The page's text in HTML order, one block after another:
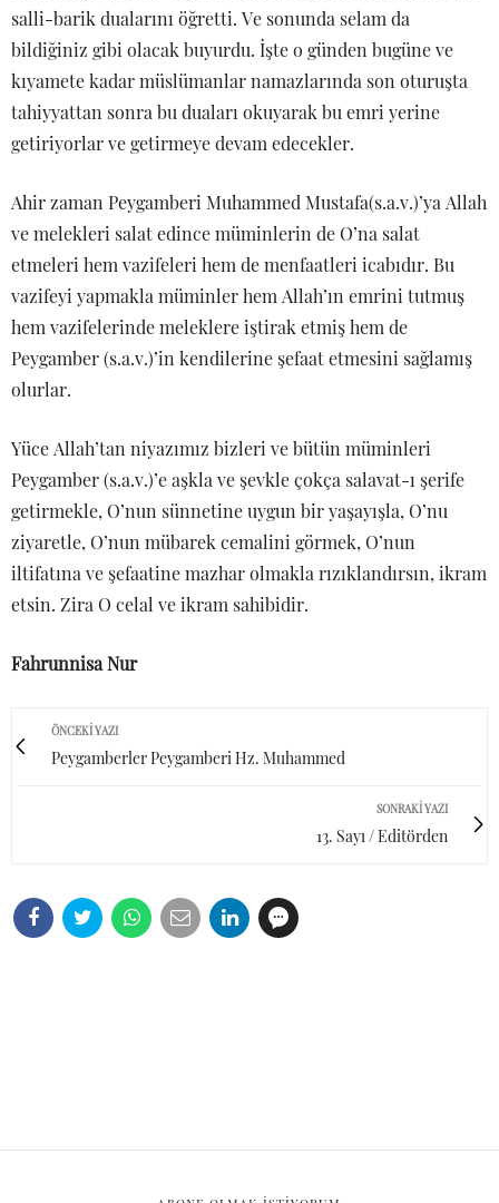
salli-barik dualarını öğretti. Ve sonunda selam da
bildiğiniz gibi olacak buyurdu. İşte o günden bugüne ve
kıyamete kadar müslümanlar namazlarında son oturuşta
tahiyyattan sonra bu duaları okuyarak bu emri yerine
getiriyorlar ve getirmeye devam edecekler.
Ahir zaman Peygamberi Muhammed Mustafa(s.a.v.)’ya Allah
ve melekleri salat edince müminlerin de O’na salat
etmeleri hem vazifeleri hem de menfaatleri icabıdır. Bu
vazifeyi yapmakla müminler hem Allah’ın emrini tutmuş
hem vazifelerinde meleklere iştirak etmiş hem de
Peygamber (s.a.v.)’in kendilerine şefaat etmesini sağlamış
olurlar.
Yüce Allah’tan niyazımız bizleri ve bütün müminleri
Peygamber (s.a.v.)’e aşkla ve şevkle çokça salavat-ı şerife
getirmekle, O’nun sünnetine uygun bir yaşayışla, O’nu
ziyaretle, O’nun mübarek cemalini görmek, O’nun
iltifatına ve şefaatine mazhar olmakla rızıklandırsın, ikram
etsin. Zira O celal ve ikram sahibidir.
Fahrunnisa Nur
ÖNCEKI YAZI
Peygamberler Peygamberi Hz. Muhammed
SONRAKI YAZI
13. Sayı / Editörden